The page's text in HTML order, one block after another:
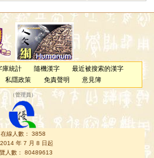
庫統計 隨機漢字
最近被搜索的漢字
私隱政策 免責聲明 意見簿
（管理員 ）
在線人數： 3858
年 7 月 8 日起
人數： 80489613